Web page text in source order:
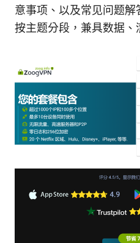
意事项、以及常见问题
按主题分段，兼具数据、